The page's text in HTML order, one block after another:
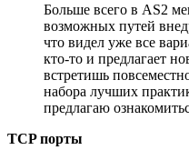
Больше всего в AS2
возможных путей
что видел уже все
кто-то и предлагает
встретишь
набора лучших
предлагаю
TCP порты